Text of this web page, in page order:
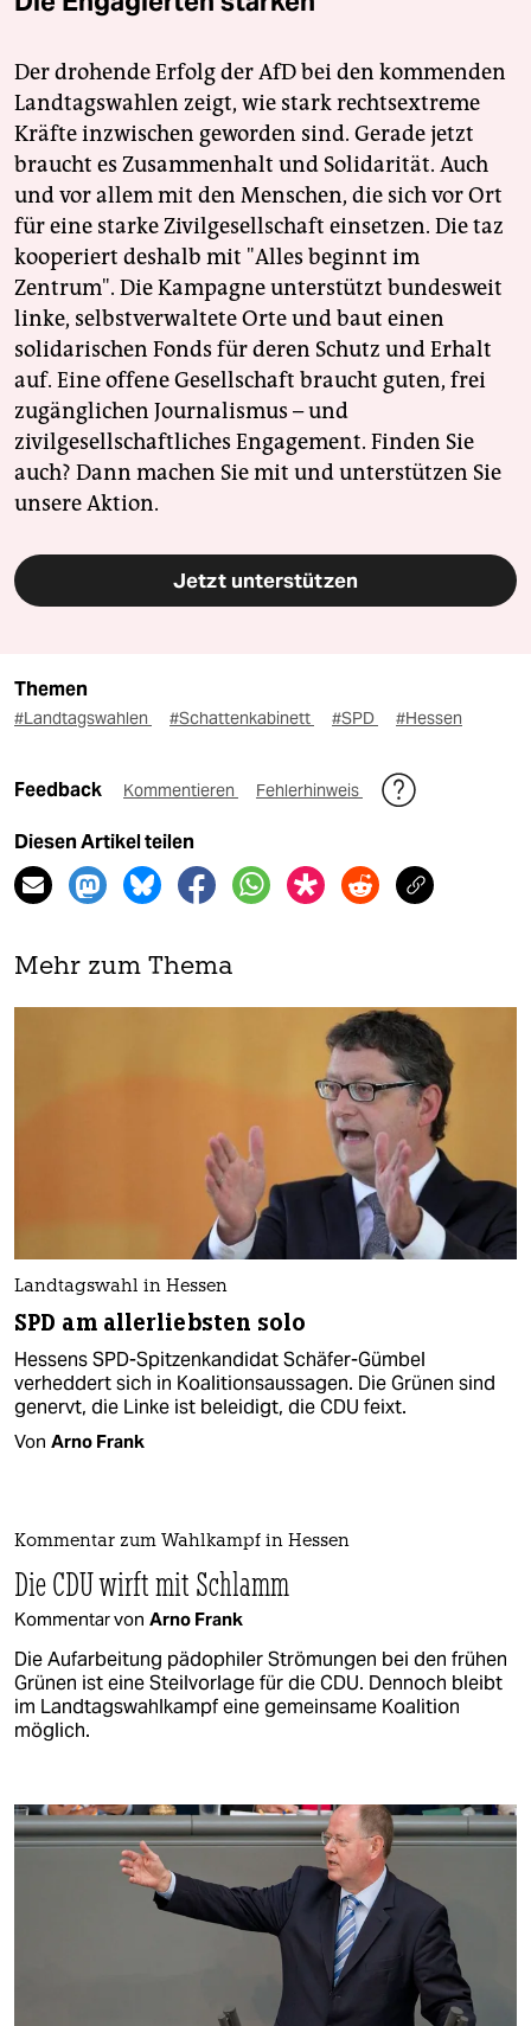
Der drohende Erfolg der AfD bei den kommenden
Landtagswahlen zeigt, wie stark rechtsextreme
Kräfte inzwischen geworden sind. Gerade jetzt
braucht es Zusammenhalt und Solidarität. Auch
und vor allem mit den Menschen, die sich vor Ort
für eine starke Zivilgesellschaft einsetzen. Die taz
kooperiert deshalb mit "Alles beginnt im
Zentrum". Die Kampagne unterstützt bundesweit
linke, selbstverwaltete Orte und baut einen
solidarischen Fonds für deren Schutz und Erhalt
auf. Eine offene Gesellschaft braucht guten, frei
zugänglichen Journalismus – und
zivilgesellschaftliches Engagement. Finden Sie
auch? Dann machen Sie mit und unterstützen Sie
unsere Aktion.
Jetzt unterstützen
Themen
#Landtagswahlen #Schattenkabinett #SPD #Hessen
Feedback Kommentieren Fehlerhinweis
Diesen Artikel teilen
Mehr zum Thema
Landtagswahl in Hessen
SPD am allerliebsten solo
Hessens SPD-Spitzenkandidat Schäfer-Gümbel
verheddert sich in Koalitionsaussagen. Die Grünen sind
genervt, die Linke ist beleidigt, die CDU feixt.
Von Arno Frank
Kommentar zum Wahlkampf in Hessen
Die CDU wirft mit Schlamm
Kommentar von Arno Frank
Die Aufarbeitung pädophiler Strömungen bei den frühen
Grünen ist eine Steilvorlage für die CDU. Dennoch bleibt
im Landtagswahlkampf eine gemeinsame Koalition
möglich.